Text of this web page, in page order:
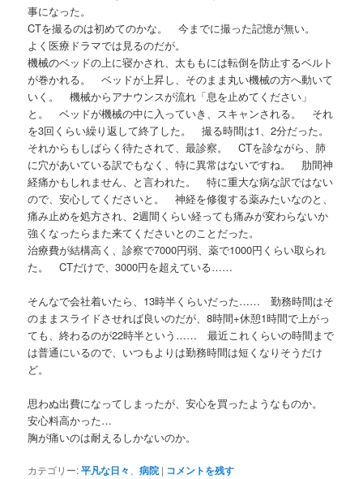
事になった。
CTを撮るのは初めてのかな。 今までに撮った記憶が無い。
よく医療ドラマでは見るのだが。
機械のベッドの上に寝かされ、太ももには転倒を防止するベルト
が巻かれる。 ベッドが上昇し、そのまま丸い機械の方へ動いて
いく。 機械からアナウンスが流れ「息を止めてください」
と。 ベッドが機械の中に入っていき、スキャンされる。 それ
を3回くらい繰り返して終了した。 撮る時間は1、2分だった。
それからもしばらく待たされて、最診察。 CTを診ながら、肺
に穴があいている訳でもなく、特に異常はないですね。 肋間神
経痛かもしれません、と言われた。 特に重大な病な訳ではない
ので、安心してくださいと。 神経を修復する薬みたいなのと、
痛み止めを処方され、2週間くらい経っても痛みが変わらないか
強くなったらまた来てくださいとのことだった。
治療費が結構高く、診察で7000円弱、薬で1000円くらい取られ
た。 CTだけで、3000円を超えている……
そんなで会社着いたら、13時半くらいだった…… 勤務時間はそ
のままスライドさせれば良いのだが、8時間+休憩1時間で上がっ
ても、終わるのが22時半という…… 最近これくらいの時間まで
は普通にいるので、いつもよりは勤務時間は短くなりそうだけ
ど。
思わぬ出費になってしまったが、安心を買ったようなものか。
安心料高かった…
胸が痛いのは耐えるしかないのか。
カテゴリー:平凡な日々 、病院 | コメントを残す